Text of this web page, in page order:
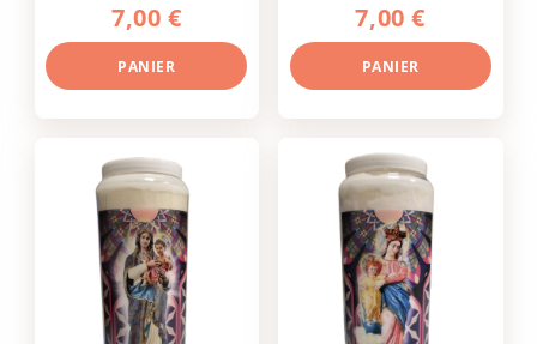
7,00 €
PANIER
7,00 €
PANIER